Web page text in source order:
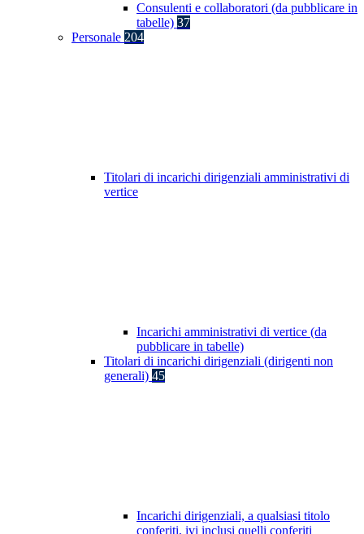
Consulenti e collaboratori (da pubblicare in
tabelle) 37
Personale 204
Titolari di incarichi dirigenziali amministrativi di
vertice
Incarichi amministrativi di vertice (da
pubblicare in tabelle)
Titolari di incarichi dirigenziali (dirigenti non
generali) 45
Incarichi dirigenziali, a qualsiasi titolo
conferiti, ivi inclusi quelli conferiti